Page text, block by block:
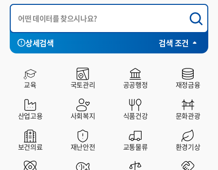
상세검색 검색 조건
시각화 SHEET부산시 서구 동구
교육 국토관리 공공행정 재정금융
산업고용 사회복지 식품건강 문화관광
보건의료 재난안전 교통물류 환경기상